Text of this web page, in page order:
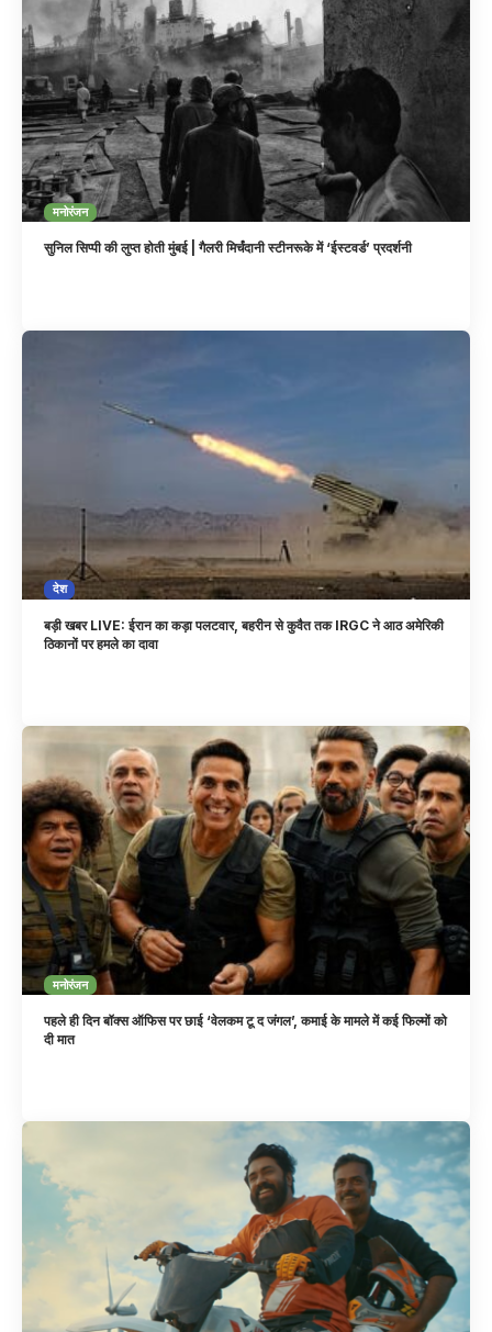
मनोरंजन
सुनिल सिप्पी की लुप्त होती मुंबई | गैलरी मिर्चंदानी स्टीनरूके में ‘ईस्टवर्ड’ प्रदर्शनी
देश
बड़ी खबर LIVE: ईरान का कड़ा पलटवार, बहरीन से कुवैत तक IRGC ने आठ अमेरिकी
ठिकानों पर हमले का दावा
मनोरंजन
पहले ही दिन बॉक्स ऑफिस पर छाई ‘वेलकम टू द जंगल’, कमाई के मामले में कई फिल्मों को
दी मात